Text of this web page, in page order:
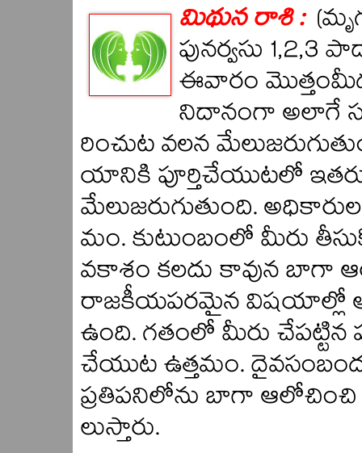
మిథున రాశి :
పునర్వసు 1,2,3
ఈవారం
నిదానంగా అలాగే
రించుట వలన
యానికి పూర్తిచేయుటలో
మేలుజరుగుతుంది.
మం. కుటుంబంలో మీరు
వకాశం కలదు కావున బాగా
రాజకీయపరమైన విషయాల్లో
ఉంది. గతంలో మీరు చేపట్టిన
చేయుట ఉత్తమం.
ప్రతిపనిలోను బాగా ఆలోచించి
లుస్తారు.